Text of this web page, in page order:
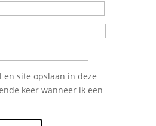
en site opslaan in deze
keer wanneer ik een